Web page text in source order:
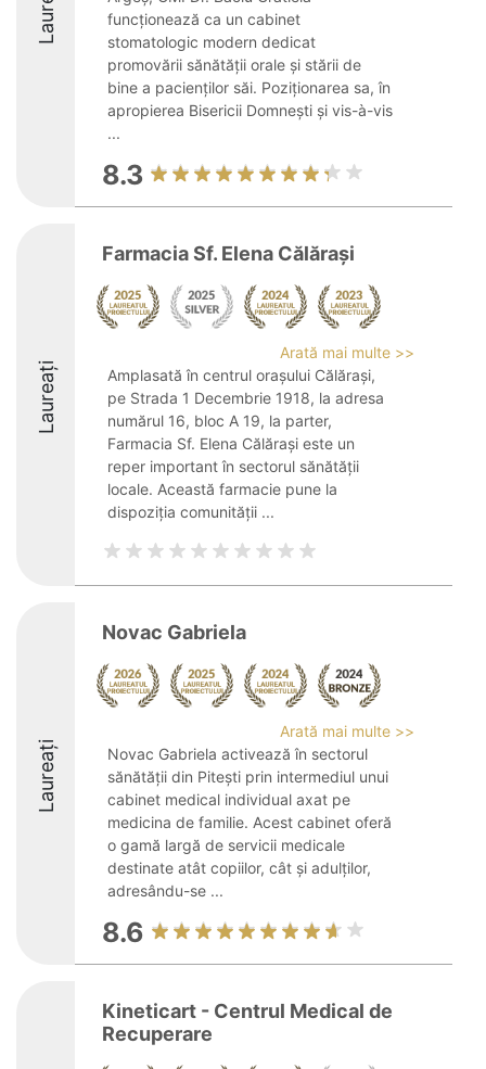
funcționează ca un cabinet
stomatologic modern dedicat
promovării sănătății orale și stării de
bine a pacienților săi. Poziționarea sa, în
apropierea Bisericii Domnești și vis-à-vis
...
8.3
Laureați
Farmacia Sf. Elena Călărași
Arată mai multe >>
Amplasată în centrul orașului Călărași,
pe Strada 1 Decembrie 1918, la adresa
numărul 16, bloc A 19, la parter,
Farmacia Sf. Elena Călărași este un
reper important în sectorul sănătății
locale. Această farmacie pune la
dispoziția comunității ...
Laureați
Novac Gabriela
Arată mai multe >>
Novac Gabriela activează în sectorul
sănătății din Pitești prin intermediul unui
cabinet medical individual axat pe
medicina de familie. Acest cabinet oferă
o gamă largă de servicii medicale
destinate atât copiilor, cât și adulților,
adresându-se ...
8.6
Kineticart - Centrul Medical de
Recuperare